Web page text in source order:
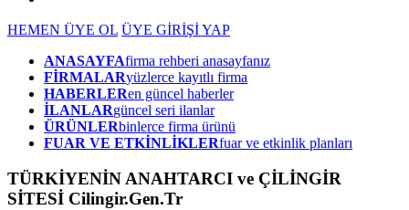
HEMEN ÜYE OL ÜYE GİRİŞİ YAP
ANASAYFAfirma rehberi anasayfanız
FİRMALARyüzlerce kayıtlı firma
HABERLERen güncel haberler
İLANLARgüncel seri ilanlar
ÜRÜNLERbinlerce firma ürünü
FUAR VE ETKİNLİKLERfuar ve etkinlik planları
TÜRKİYENİN ANAHTARCI ve ÇİLİNGİR
SİTESİ Cilingir.Gen.Tr